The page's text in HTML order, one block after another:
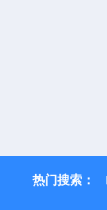
热门搜索：